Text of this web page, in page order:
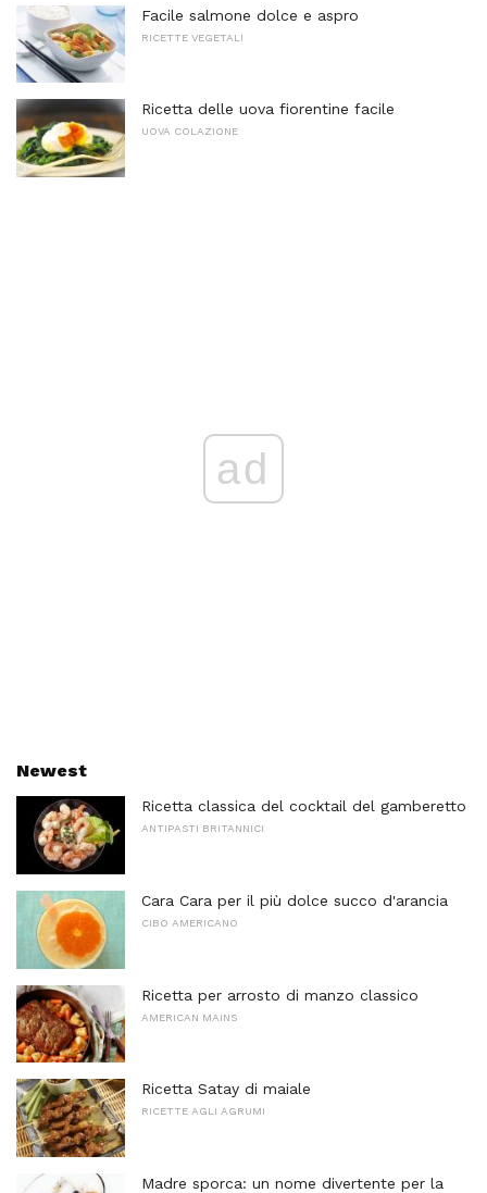
Facile salmone dolce e aspro
RICETTE VEGETALI
Ricetta delle uova fiorentine facile
UOVA COLAZIONE
ad
Newest
Ricetta classica del cocktail del gamberetto
ANTIPASTI BRITANNICI
Cara Cara per il più dolce succo d'arancia
CIBO AMERICANO
Ricetta per arrosto di manzo classico
AMERICAN MAINS
Ricetta Satay di maiale
RICETTE AGLI AGRUMI
Madre sporca: un nome divertente per la